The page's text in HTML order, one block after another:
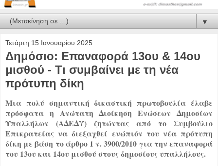
▼
Τετάρτη 15 Ιανουαρίου 2025
Δημόσιο: Επαναφορά 13ου & 14ου
μισθού - Τι συμβαίνει με τη νέα
πρότυπη δίκη
Μια πολύ σημαντική δικαστική πρωτοβουλία έλαβε
πρόσφατα η Ανώτατη Διοίκηση Ενώσεων Δημοσίων
Υπαλλήλων (ΑΔΕΔΥ) ζητώντας από το Συμβούλιο
Επικρατείας να διεξαχθεί ενώπιόν του νέα πρότυπη
δίκη με βάση το άρθρο 1 ν. 3900/2010 για την επαναφορά
του 13ου και 14ου μισθού στους δημοσίους υπαλλήλους.